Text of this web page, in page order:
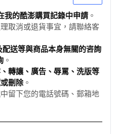
我的酷澎購買記錄中申請 。
取消或退貨事宜，請聯絡客
送等與商品本身無關的咨詢
。
轉讓、廣告、辱罵、洗版等
刪除。
留下您的電話號碼、郵箱地